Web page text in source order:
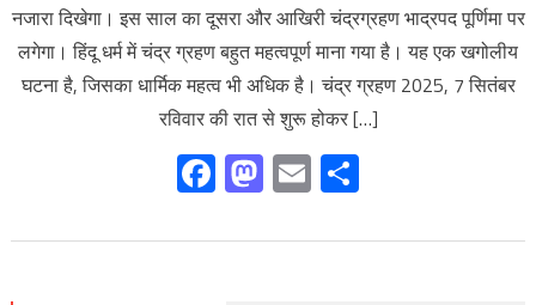
नजारा दिखेगा। इस साल का दूसरा और आखिरी चंद्रग्रहण भाद्रपद पूर्णिमा पर
लगेगा। हिंदू धर्म में चंद्र ग्रहण बहुत महत्वपूर्ण माना गया है। यह एक खगोलीय
घटना है, जिसका धार्मिक महत्व भी अधिक है। चंद्र ग्रहण 2025, 7 सितंबर
रविवार की रात से शुरू होकर […]
Facebook
Mastodon
Email